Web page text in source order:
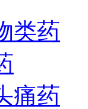
类药
痛药